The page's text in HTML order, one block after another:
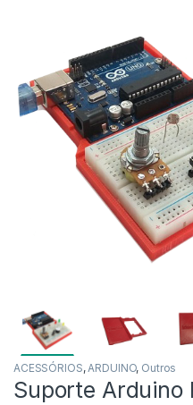
ACESSÓRIOS,ARDUINO, Outros
Suporte Arduino